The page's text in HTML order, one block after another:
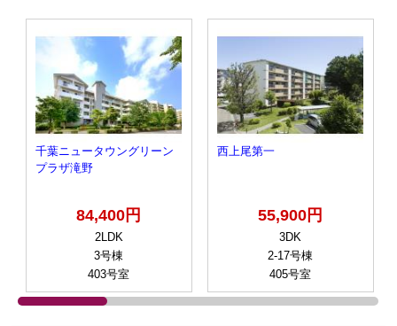
千葉ニュータウングリーン
プラザ滝野
84,400円
2LDK
3号棟
403号室
西上尾第一
55,900円
3DK
2-17号棟
405号室